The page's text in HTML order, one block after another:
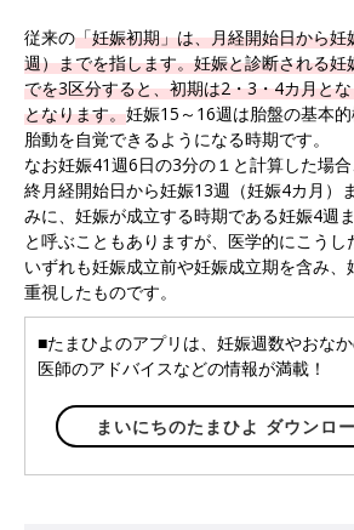
従来の「妊娠初期」は、月経開始日から
週）までを指します。妊娠と診断される
でを3区分すると、初期は2・3・4カ月と
となります。妊娠15～16週は胎盤の基本的
胎動を自覚できるようになる時期です。
なお妊娠41週6日の3分の１と計算した場
終月経開始日から妊娠13週（妊娠4カ月）
みに、妊娠が成立する時期である妊娠4週
と呼ぶこともありますが、医学的にこうし
いずれも妊娠成立前や妊娠成立期を含み、
重視したものです。
■たまひよのアプリは、妊娠週数やおなか
医師のアドバイスなどの情報が満載！
まいにちのたまひよ ダウンロ